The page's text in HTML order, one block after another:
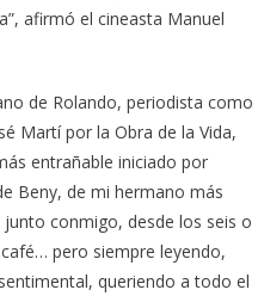
afirmó el cineasta Manuel
de Rolando, periodista como
Martí por la Obra de la Vida,
entrañable iniciado por
Beny, de mi hermano más
conmigo, desde los seis o
pero siempre leyendo,
queriendo a todo el